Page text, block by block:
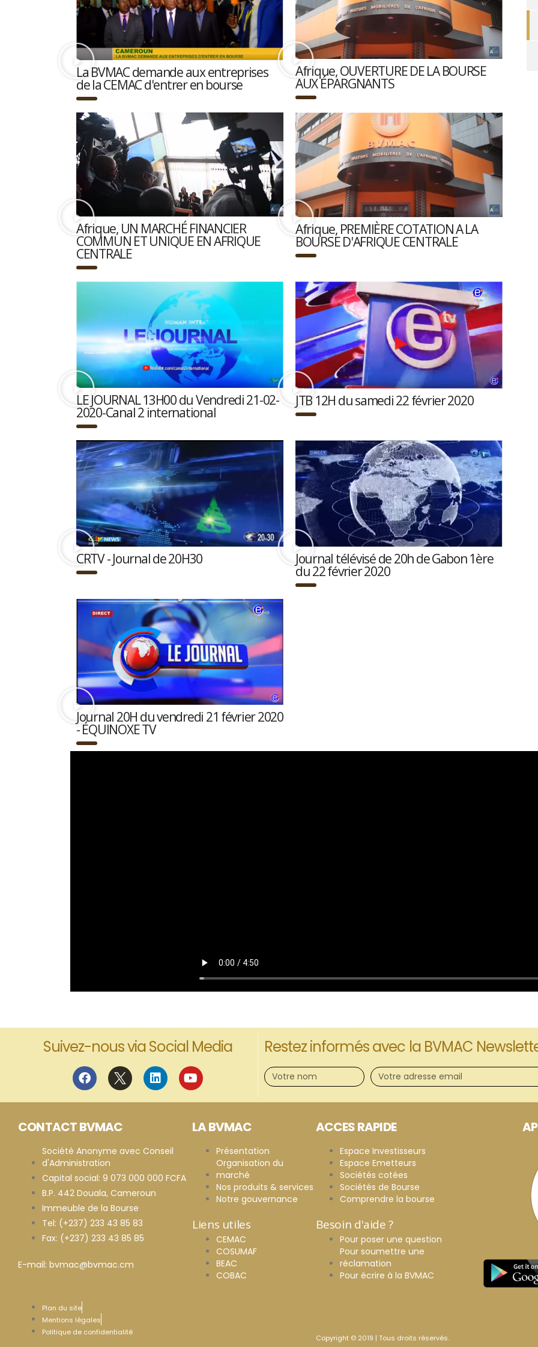
La BVMAC demande aux entreprises
de la CEMAC d'entrer en bourse
Afrique, OUVERTURE DE LA BOURSE
AUX ÉPARGNANTS
Afrique, UN MARCHÉ FINANCIER
COMMUN ET UNIQUE EN AFRIQUE
CENTRALE
Afrique, PREMIÈRE COTATION A LA
BOURSE D'AFRIQUE CENTRALE
LE JOURNAL 13H00 du Vendredi 21-02-
2020-Canal 2 international
JTB 12H du samedi 22 février 2020
CRTV - Journal de 20H30 Journal télévisé de 20h de Gabon 1ère
du 22 février 2020
Journal 20H du vendredi 21 février 2020
- ÉQUINOXE TV
Suivez-nous via Social Media Restez informés avec la BVMAC
CONTACT BVMAC
Société Anonyme avec Conseil
d'Administration
Capital social: 9 073 000 000 FCFA
B.P. 442 Douala, Cameroun
Immeuble de la Bourse
Tel: (+237) 233 43 85 83
Fax: (+237) 233 43 85 85
E-mail: bvmac@bvmac.cm
LA BVMAC
Présentation
Organisation du
marché
Nos produits & services
Notre gouvernance
Liens utiles
CEMAC
COSUMAF
BEAC
COBAC
ACCES RAPIDE
Espace Investisseurs
Espace Emetteurs
Sociétés cotées
Sociétés de Bourse
Comprendre la bourse
Besoin d'aide ?
Pour poser une question
Pour soumettre une
réclamation
Pour écrire à la BVMAC
Plan du site
Mentions légales
Politique de confidentialité
Copyright © 2019 | Tous droits réservés.